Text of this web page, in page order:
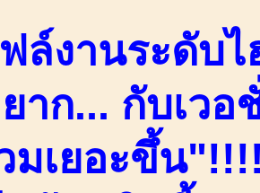
ล์งานระดับไ
าก... กับเวอ
มเยอะขึ้น